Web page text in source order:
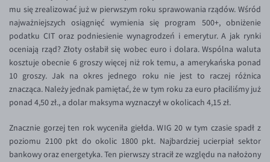
EUR/SEK
EUR/AUD
EUR/BGN
EUR/CAD
EUR/CNY
EUR/HUF
mu się zrealizować już w pierwszym roku sprawowania rządów. Wśród
najważniejszych osiągnięć wymienia się program 500+, obniżenie
podatku CIT oraz podniesienie wynagrodzeń i emerytur. A jak rynki
oceniają rząd? Złoty osłabił się wobec euro i dolara. Wspólna waluta
kosztuje obecnie 6 groszy więcej niż rok temu, a amerykańska ponad
10 groszy. Jak na okres jednego roku nie jest to raczej różnica
znacząca. Należy jednak pamiętać, że w tym roku za euro płaciliśmy już
ponad 4,50 zł., a dolar maksyma wyznaczył w okolicach 4,15 zł.
Znacznie gorzej ten rok wyceniła giełda. WIG 20 w tym czasie spadł z
poziomu 2100 pkt do okolic 1800 pkt. Najbardziej ucierpiał sektor
bankowy oraz energetyka. Ten pierwszy stracił ze względu na nałożony